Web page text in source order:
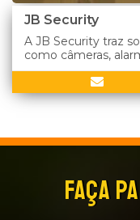
JB Security
A JB Security traz
como câmeras,
FAÇA